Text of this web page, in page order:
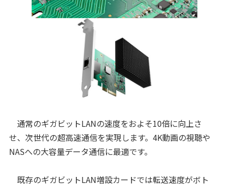
通常のギガビットLANの速度をおよそ10倍に向上さ
せ、次世代の超高速通信を実現します。4K動画の視聴や
NASへの大容量データ通信に最適です。
既存のギガビットLAN増設カードでは転送速度がボト